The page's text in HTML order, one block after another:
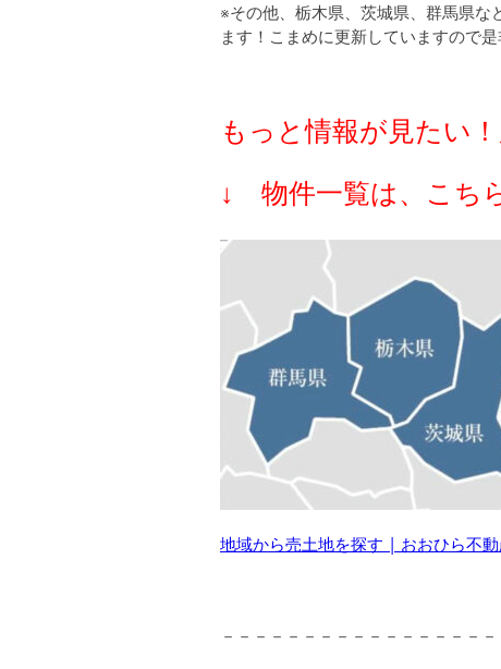
※その他、栃木県、茨城県、群馬県な
ます！こまめに更新していますので是
もっと情報が見たい！
↓ 物件一覧は、こち
地域から売土地を探す | おおひら不
－－－－－－－－－－－－－－－－